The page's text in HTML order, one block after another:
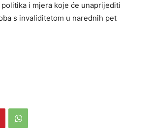
i mjera koje će unaprijediti
s invaliditetom u narednih pet